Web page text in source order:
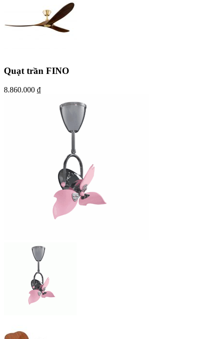
Quạt trần FINO
8.860.000 ₫